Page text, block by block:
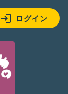
ログイン